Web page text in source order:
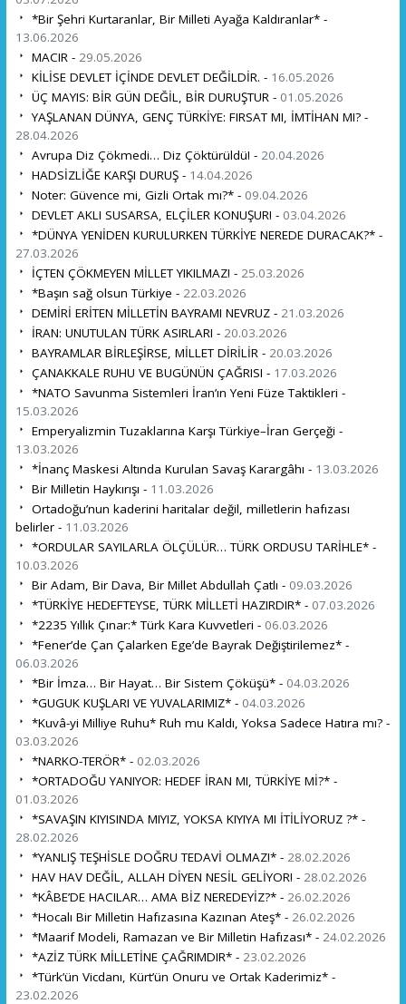
*Bir Şehri Kurtaranlar, Bir Milleti Ayağa Kaldıranlar* -
13.06.2026
MACIR - 29.05.2026
KİLİSE DEVLET İÇİNDE DEVLET DEĞİLDİR. - 16.05.2026
ÜÇ MAYIS: BİR GÜN DEĞİL, BİR DURUŞTUR - 01.05.2026
YAŞLANAN DÜNYA, GENÇ TÜRKİYE: FIRSAT MI, İMTİHAN MI? -
28.04.2026
Avrupa Diz Çökmedi… Diz Çöktürüldü! - 20.04.2026
HADSİZLİĞE KARŞI DURUŞ - 14.04.2026
Noter: Güvence mi, Gizli Ortak mı?* - 09.04.2026
DEVLET AKLI SUSARSA, ELÇİLER KONUŞUR! - 03.04.2026
*DÜNYA YENİDEN KURULURKEN TÜRKİYE NEREDE DURACAK?* -
27.03.2026
İÇTEN ÇÖKMEYEN MİLLET YIKILMAZ! - 25.03.2026
*Başın sağ olsun Türkiye - 22.03.2026
DEMİRİ ERİTEN MİLLETİN BAYRAMI NEVRUZ - 21.03.2026
İRAN: UNUTULAN TÜRK ASIRLARI - 20.03.2026
BAYRAMLAR BİRLEŞİRSE, MİLLET DİRİLİR - 20.03.2026
ÇANAKKALE RUHU VE BUGÜNÜN ÇAĞRISI - 17.03.2026
*NATO Savunma Sistemleri İran’ın Yeni Füze Taktikleri -
15.03.2026
Emperyalizmin Tuzaklarına Karşı Türkiye–İran Gerçeği -
13.03.2026
*İnanç Maskesi Altında Kurulan Savaş Karargâhı - 13.03.2026
Bir Milletin Haykırışı - 11.03.2026
Ortadoğu’nun kaderini haritalar değil, milletlerin hafızası
belirler - 11.03.2026
*ORDULAR SAYILARLA ÖLÇÜLÜR… TÜRK ORDUSU TARİHLE* -
10.03.2026
Bir Adam, Bir Dava, Bir Millet Abdullah Çatlı - 09.03.2026
*TÜRKİYE HEDEFTEYSE, TÜRK MİLLETİ HAZIRDIR* - 07.03.2026
*2235 Yıllık Çınar:* Türk Kara Kuvvetleri - 06.03.2026
*Fener’de Çan Çalarken Ege’de Bayrak Değiştirilemez* -
06.03.2026
*Bir İmza… Bir Hayat… Bir Sistem Çöküşü* - 04.03.2026
*GUGUK KUŞLARI VE YUVALARIMIZ* - 04.03.2026
*Kuvâ-yi Milliye Ruhu* Ruh mu Kaldı, Yoksa Sadece Hatıra mı? -
03.03.2026
*NARKO-TERÖR* - 02.03.2026
*ORTADOĞU YANIYOR: HEDEF İRAN MI, TÜRKİYE Mİ?* -
01.03.2026
*SAVAŞIN KIYISINDA MIYIZ, YOKSA KIYIYA MI İTİLİYORUZ ?* -
28.02.2026
*YANLIŞ TEŞHİSLE DOĞRU TEDAVİ OLMAZ!* - 28.02.2026
HAV HAV DEĞİL, ALLAH DİYEN NESİL GELİYOR! - 28.02.2026
*KÂBE’DE HACILAR… AMA BİZ NEREDEYİZ?* - 26.02.2026
*Hocalı Bir Milletin Hafızasına Kazınan Ateş* - 26.02.2026
*Maarif Modeli, Ramazan ve Bir Milletin Hafızası* - 24.02.2026
*AZİZ TÜRK MİLLETİNE ÇAĞRIMDIR* - 23.02.2026
*Türk’ün Vicdanı, Kürt’ün Onuru ve Ortak Kaderimiz* -
23.02.2026